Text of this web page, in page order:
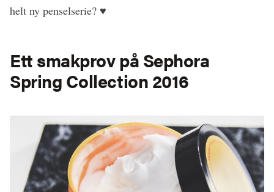
helt ny penselserie? ♥
Ett smakprov på Sephora
Spring Collection 2016